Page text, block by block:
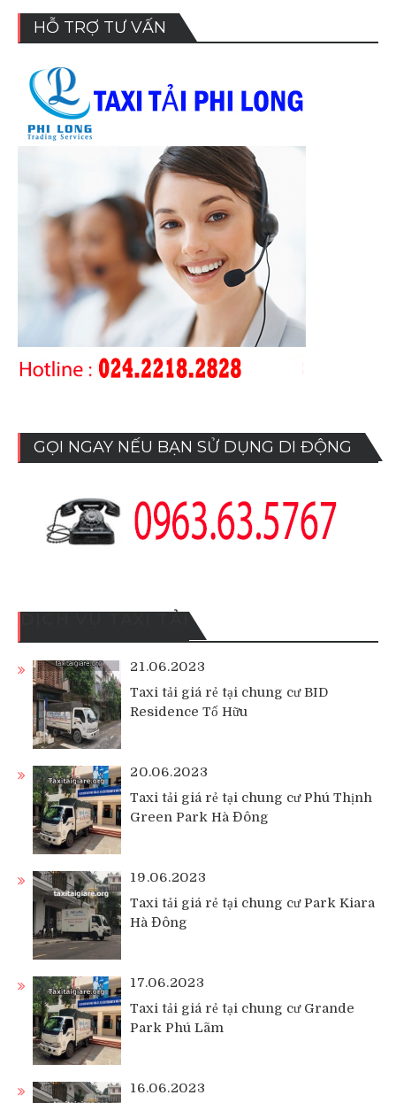
HỖ TRỢ TƯ VẤN
GỌI NGAY NẾU BẠN SỬ DỤNG DI ĐỘNG
21.06.2023
Taxi tải giá rẻ tại chung cư BID
Residence Tố Hữu
20.06.2023
Taxi tải giá rẻ tại chung cư Phú Thịnh
Green Park Hà Đông
19.06.2023
Taxi tải giá rẻ tại chung cư Park Kiara
Hà Đông
17.06.2023
Taxi tải giá rẻ tại chung cư Grande
Park Phú Lãm
16.06.2023